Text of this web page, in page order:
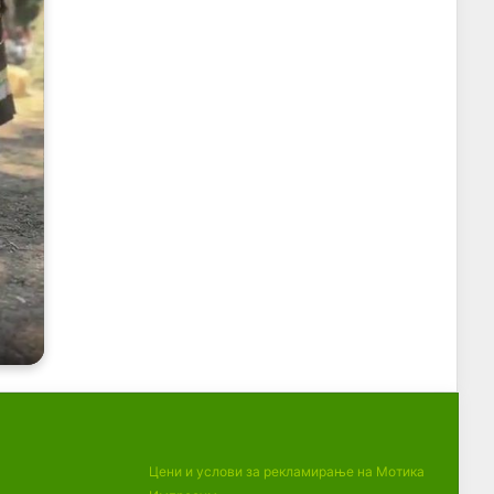
Цени и услови за рекламирање на Мотика